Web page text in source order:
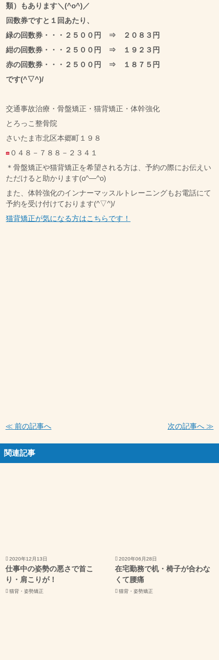
類）もあります＼(^o^)／
回数券ですと１回あたり、
緑の回数券・・・２５００円 ⇒ ２０８３円
紺の回数券・・・２５００円 ⇒ １９２３円
赤の回数券・・・２５００円 ⇒ １８７５円
です(^▽^)/
交通事故治療・骨盤矯正・猫背矯正・体幹強化
とろっこ整骨院
さいたま市北区本郷町１９８
０４８－７８８－２３４１
＊骨盤矯正や猫背矯正を希望される方は、予約の際にお伝えい
ただけると助かります(o^―^o)
また、体幹強化のインナーマッスルトレーニングもお電話にて
予約を受け付けております(^▽^)/
猫背矯正が気になる方はこちらです！
≪ 前の記事へ 次の記事へ ≫
関連記事
2020年12月13日
仕事中の姿勢の悪さで首こ
り・肩こりが！
猫背・姿勢矯正
2020年06月28日
在宅勤務で机・椅子が合わな
くて腰痛
猫背・姿勢矯正